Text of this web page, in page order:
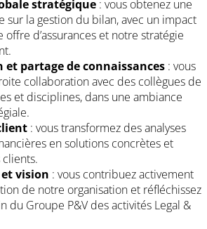
stratégique : vous obtenez une
sur la gestion du bilan, avec un impact
d’assurances et notre stratégie
et partage de connaissances : vous
collaboration avec des collègues de
et disciplines, dans une ambiance
: vous transformez des analyses
en solutions concrètes et
vision : vous contribuez activement
de notre organisation et réfléchissez
du Groupe P&V des activités Legal &